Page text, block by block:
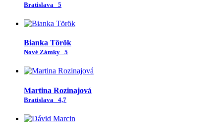
Bratislava 5
Bianka Török
Nové Zámky 5
Martina Rozinajová
Bratislava 4,7